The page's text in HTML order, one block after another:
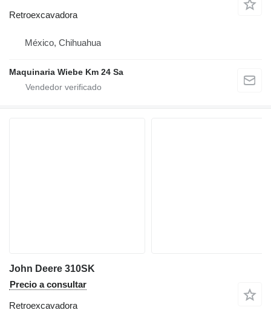
Retroexcavadora
México, Chihuahua
Maquinaria Wiebe Km 24 Sa
John Deere 310SK
Precio a consultar
Retroexcavadora